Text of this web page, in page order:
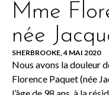
Mme
née
SHERBROOKE, 4 MAI 2020
Nous avons la douleur
Florence Paquet (née